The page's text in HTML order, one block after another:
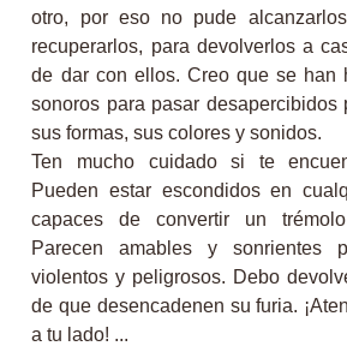
otro, por eso no pude
recuperarlos, para devolverlos a
de dar con ellos. Creo que se han
sonoros para pasar desapercibidos
sus formas, sus colores y sonidos.
Ten mucho cuidado si te
Pueden estar escondidos en
capaces de convertir un
Parecen amables y sonrientes
violentos y peligrosos. Debo
de que desencadenen su furia.
a tu lado! ...